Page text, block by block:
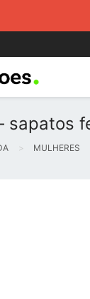
sapatos
MULHERES